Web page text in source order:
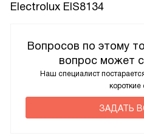
Electrolux EIS8134
Вопросов по этому
вопрос может
Наш специалист
короткие
ЗАДАТЬ